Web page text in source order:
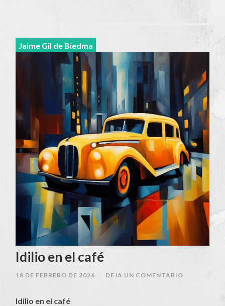
Jaime Gil de Biedma
Idilio en el café
18 DE FEBRERO DE 2026 DEJA UN COMENTARIO
Idilio en el café